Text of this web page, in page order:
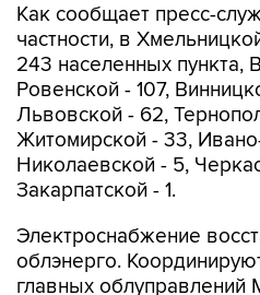
Как сообщает пресс-
частности, в
243 населенных пункта,
Ровенской - 107,
Львовской - 62,
Житомирской - 33,
Николаевской - 5,
Закарпатской - 1.
Электроснабжение
облэнерго.
главных облуправлений